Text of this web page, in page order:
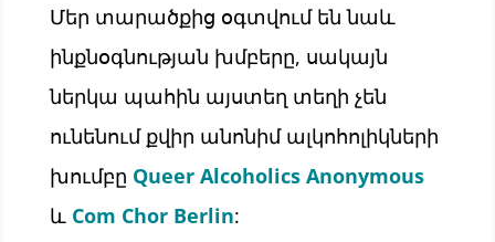
Մեր տարածքից օգտվում են նաև
ինքնօգնության խմբերը, սակայն
ներկա պահին այստեղ տեղի չեն
ունենում քվիր անոնիմ ալկոհոլիկների
խումբը Queer Alcoholics Anonymous
և Com Chor Berlin: